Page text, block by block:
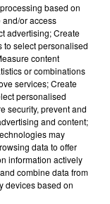
chartrains
la région
based on
and/or access
advertising; Create
to select personalised
content
or combinations
services; Create
personalised
security, prevent and
and content;
may
data to offer
information actively
combine data from
devices based on